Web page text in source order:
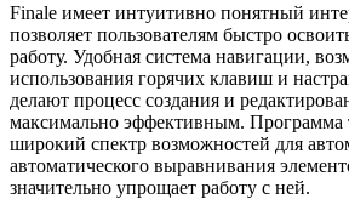
Finale имеет интуитивно понятный
позволяет пользователям быстро
работу. Удобная система навигации,
использования горячих клавиш и
делают процесс создания и
максимально эффективным. Программа
широкий спектр возможностей для
автоматического выравнивания
значительно упрощает работу с ней.